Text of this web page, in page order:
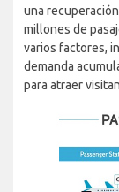
una
millones de
varios factores,
demanda
para atraer